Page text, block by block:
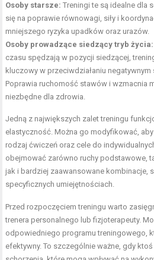
Osoby starsze: Treningi te są idealne dla
się na poprawie równowagi, siły i
mniejszego ryzyka upadków oraz urazów.
Osoby prowadzące siedzący tryb życia:
czasu spędzają w pozycji siedzącej,
kluczowy w przeciwdziałaniu
Poprawia ruchomość stawów i wzmacnia
niezbędne dla zdrowia.
Jedną z największych zalet treningu
elastyczność. Można go modyfikować,
rodzaj ćwiczeń oraz cele do
obejmować zarówno ruchy podstawowe,
jak i bardziej zaawansowane kombinacje,
specyficznych umiejętnościach.
Przed rozpoczęciem treningu warto
trenera personalnego lub fizjoterapeuty.
odpowiedniego programu treningowego,
efektywny. To szczególnie ważne, gdy